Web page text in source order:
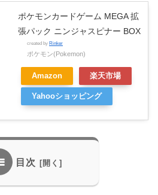
ポケモンカードゲーム MEGA 拡
張パック ニンジャスピナー BOX
created by Rinker
ポケモン(Pokemon)
Amazon 楽天市場
Yahooショッピング
目次